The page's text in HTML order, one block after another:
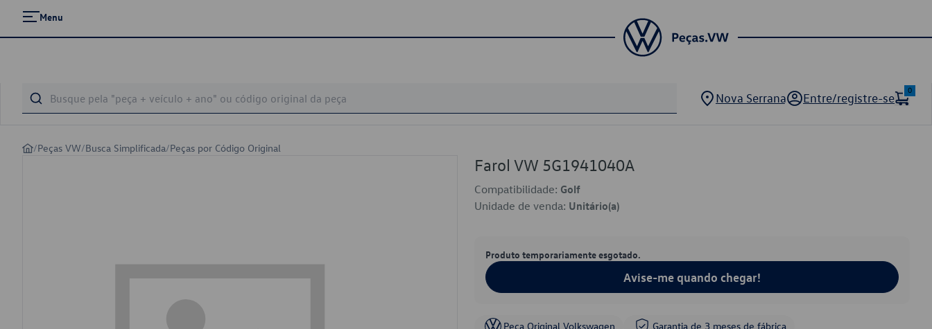
Menu
Nova Serrana Entre/registre-se
0
/Peças VW/Busca Simplificada/Peças por Código Original
Farol VW 5G1941040A
Compatibilidade: Golf
Unidade de venda: Unitário(a)
Produto temporariamente esgotado.
Avise-me quando chegar!
Peça Original Volkswagen Garantia de 3 meses de fábrica